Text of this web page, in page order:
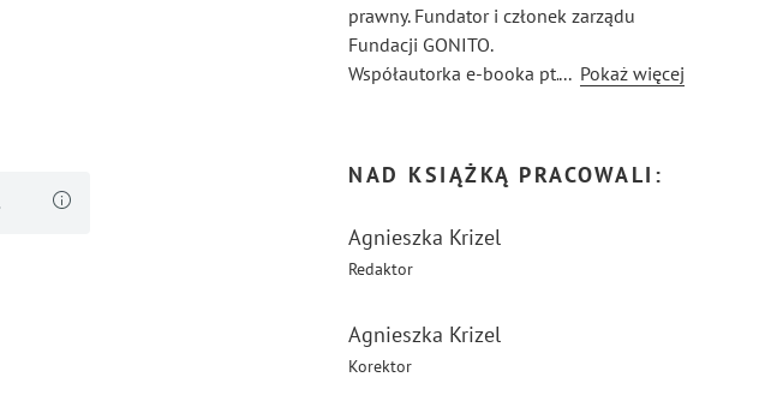
prawny. Fundator i członek zarządu
Fundacji GONITO.
Współautorka e-booka pt. „Twoje prawa
Prywatnie osoba, która skrywa w sobie
wiele pasji i talentów. Najbardziej jednak
Kocha tańczyć, podróżować, mieszać
w garach i romansować z poranną kawą.
dwójki kochanych urwisów, które
po brzegi wypełniają jej świat miłością.
... Pokaż więcej
NAD KSIĄŻKĄ PRACOWALI:
Agnieszka Krizel
Redaktor
Agnieszka Krizel
Korektor